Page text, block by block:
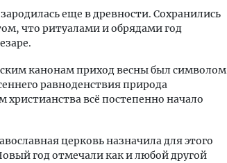
еще в древности. Сохранились
что ритуалами и обрядами год
канонам приход весны был символом
равноденствия природа
всё постепенно начало
церковь назначила для этого
год отмечали как и любой другой